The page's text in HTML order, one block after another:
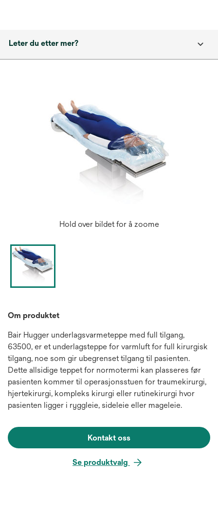
Leter du etter mer?
Hold over bildet for å zoome
Om produktet
Bair Hugger underlagsvarmeteppe med full tilgang,
63500, er et underlagsteppe for varmluft for full kirurgisk
tilgang, noe som gir ubegrenset tilgang til pasienten.
Dette allsidige teppet for normotermi kan plasseres før
pasienten kommer til operasjonsstuen for traumekirurgi,
hjertekirurgi, kompleks kirurgi eller rutinekirurgi hvor
pasienten ligger i ryggleie, sideleie eller mageleie.
Kontakt oss
Se produktvalg